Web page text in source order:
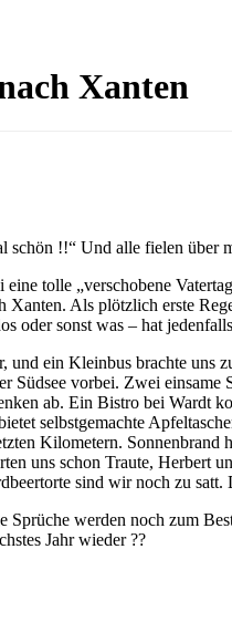
Xanten
schön !!“ Und alle fielen
tolle „verschobene
Xanten. Als plötzlich erste
sonst was – hat
ein Kleinbus brachte uns
vorbei. Zwei
ab. Ein Bistro bei Wardt
selbstgemachte
Kilometern.
uns schon Traute, Herbert
sind wir noch zu
werden noch zum
Jahr wieder ??